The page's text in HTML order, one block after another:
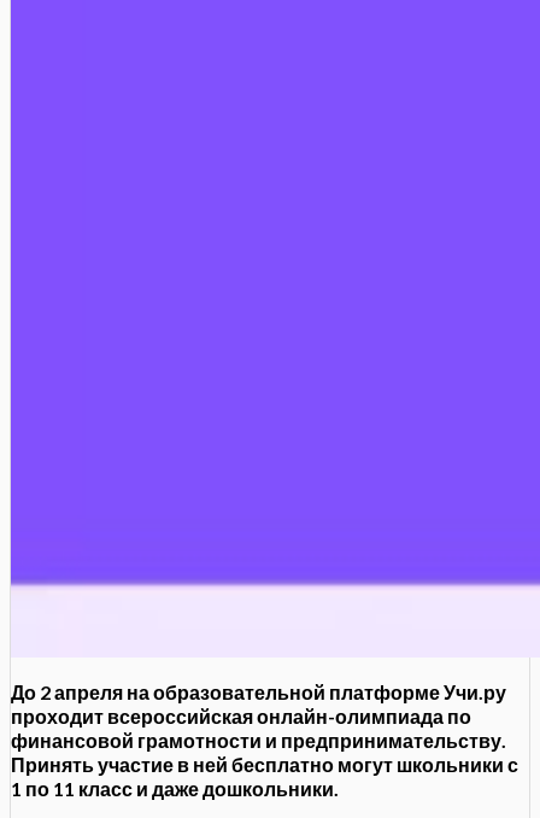
До 2 апреля на образовательной платформе Учи.ру
проходит всероссийская онлайн-олимпиада по
финансовой грамотности и предпринимательству.
Принять участие в ней бесплатно могут школьники с
1 по 11 класс и даже дошкольники.